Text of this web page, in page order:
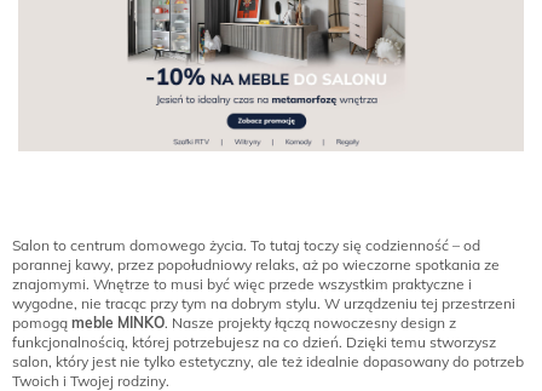
Salon to centrum domowego życia. To tutaj toczy się codzienność – od
porannej kawy, przez popołudniowy relaks, aż po wieczorne spotkania ze
znajomymi. Wnętrze to musi być więc przede wszystkim praktyczne i
wygodne, nie tracąc przy tym na dobrym stylu. W urządzeniu tej przestrzeni
pomogą meble MINKO. Nasze projekty łączą nowoczesny design z
funkcjonalnością, której potrzebujesz na co dzień. Dzięki temu stworzysz
salon, który jest nie tylko estetyczny, ale też idealnie dopasowany do potrzeb
Twoich i Twojej rodziny.